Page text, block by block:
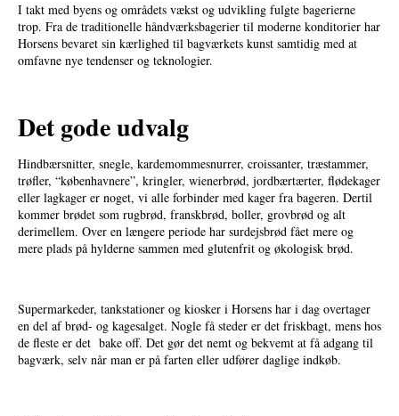
I takt med byens og områdets vækst og udvikling fulgte bagerierne
trop. Fra de traditionelle håndværksbagerier til moderne konditorier har
Horsens bevaret sin kærlighed til bagværkets kunst samtidig med at
omfavne nye tendenser og teknologier.
Det gode udvalg
Hindbærsnitter, snegle, kardemommesnurrer, croissanter, træstammer,
trøfler, “københavnere”, kringler, wienerbrød, jordbærtærter, flødekager
eller lagkager er noget, vi alle forbinder med kager fra bageren. Dertil
kommer brødet som rugbrød, franskbrød, boller, grovbrød og alt
derimellem. Over en længere periode har surdejsbrød fået mere og
mere plads på hylderne sammen med glutenfrit og økologisk brød.
Supermarkeder, tankstationer og kiosker i Horsens har i dag overtager
en del af brød- og kagesalget. Nogle få steder er det friskbagt, mens hos
de fleste er det bake off. Det gør det nemt og bekvemt at få adgang til
bagværk, selv når man er på farten eller udfører daglige indkøb.